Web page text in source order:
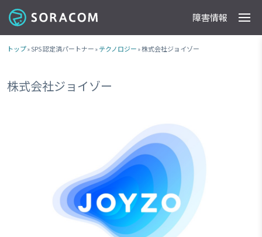
製品
事例
料金
ドキュメント
導入支援
IoTストア
最新情報 障害情報
トップ» SPS 認定済パートナー » テクノロジー » 株式会社ジョイゾー
株式会社ジョイゾー